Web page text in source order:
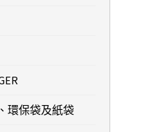
環保袋及紙袋